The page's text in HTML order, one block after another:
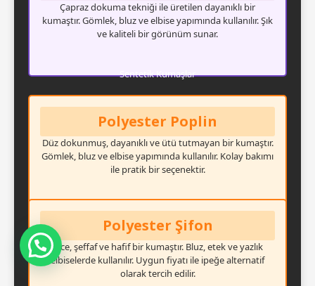
Çapraz dokuma tekniği ile üretilen dayanıklı bir
kumaştır. Gömlek, bluz ve elbise yapımında kullanılır. Şık
ve kaliteli bir görünüm sunar.
Sentetik Kumaşlar
Polyester Poplin
Düz dokunmuş, dayanıklı ve ütü tutmayan bir kumaştır.
Gömlek, bluz ve elbise yapımında kullanılır. Kolay bakımı
ile pratik bir seçenektir.
Polyester Şifon
İnce, şeffaf ve hafif bir kumaştır. Bluz, etek ve yazlık
elbiselerde kullanılır. Uygun fiyatı ile ipeğe alternatif
olarak tercih edilir.